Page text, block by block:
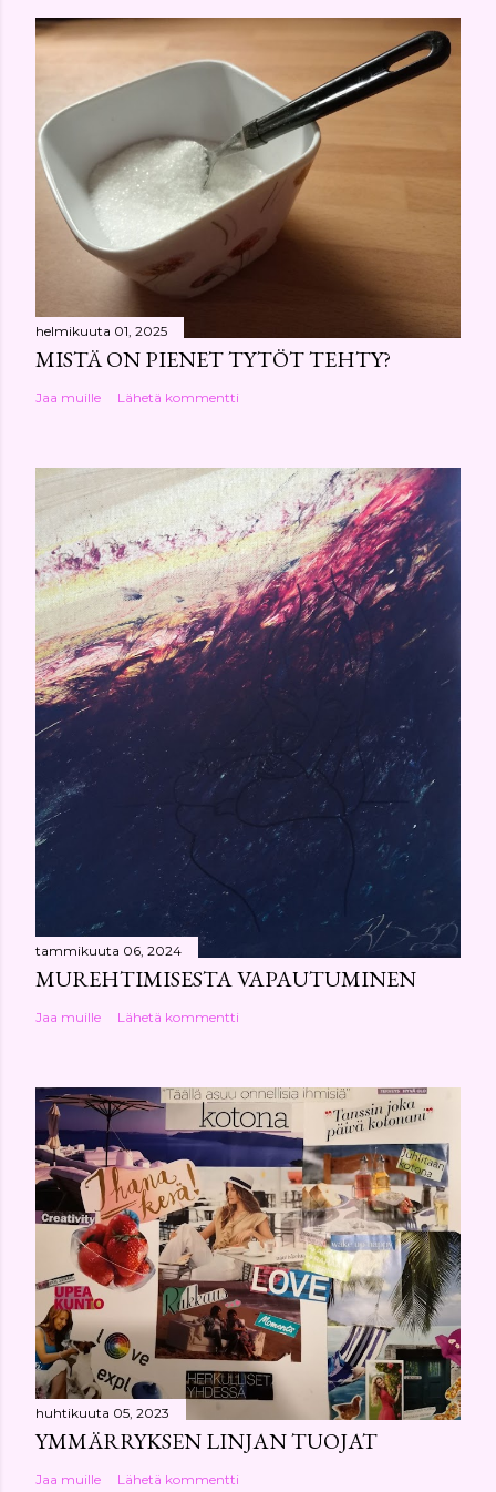
helmikuuta 01, 2025
MISTÄ ON PIENET TYTÖT TEHTY?
Jaa muille Lähetä kommentti
tammikuuta 06, 2024
MUREHTIMISESTA VAPAUTUMINEN
Jaa muille Lähetä kommentti
huhtikuuta 05, 2023
YMMÄRRYKSEN LINJAN TUOJAT
Jaa muille Lähetä kommentti